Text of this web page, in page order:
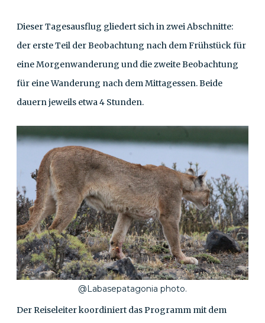
Dieser Tagesausflug gliedert sich in zwei Abschnitte:
der erste Teil der Beobachtung nach dem Frühstück für
eine Morgenwanderung und die zweite Beobachtung
für eine Wanderung nach dem Mittagessen. Beide
dauern jeweils etwa 4 Stunden.
@Labasepatagonia photo.
Der Reiseleiter koordiniert das Programm mit dem